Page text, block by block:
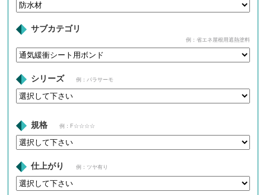
サブカテゴリ
例：省エネ屋根用遮熱塗料
シリーズ 例：パラサーモ
規格 例：F☆☆☆☆
仕上がり 例：ツヤ有り